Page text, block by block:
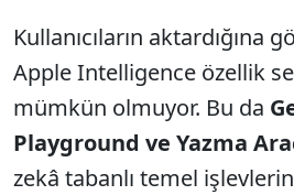
Kullanıcıların aktardığına
Apple Intelligence özellik
mümkün olmuyor. Bu da
Playground ve Yazma
zekâ tabanlı temel